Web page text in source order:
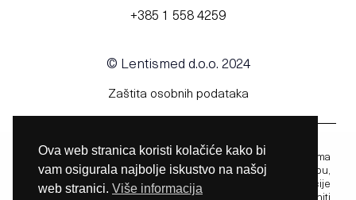
+385 1 558 4259
© Lentismed d.o.o. 2024
Zaštita osobnih podataka
Prije uporabe obavezno pročitajte upute za uporabu u kojima
možete pronaći informacije vezane uz uporabu,
kontraindikacije. upozorenja, mjere opreza i upute. Informacije
u vodiču s uputama nisu medicinski savjeti i ne mogu zamijeniti
Ova web stranica koristi kolačiće kako bi
vam osigurala najbolje iskustvo na našoj
web stranici. Više informacija